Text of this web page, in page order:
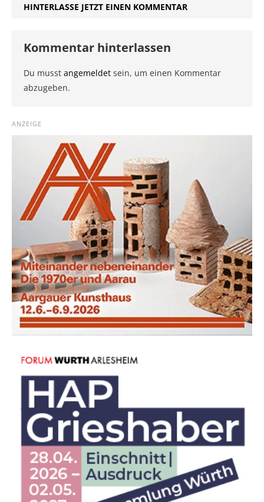
HINTERLASSE JETZT EINEN KOMMENTAR
Kommentar hinterlassen
Du musst angemeldet sein, um einen Kommentar
abzugeben.
ANZEIGE